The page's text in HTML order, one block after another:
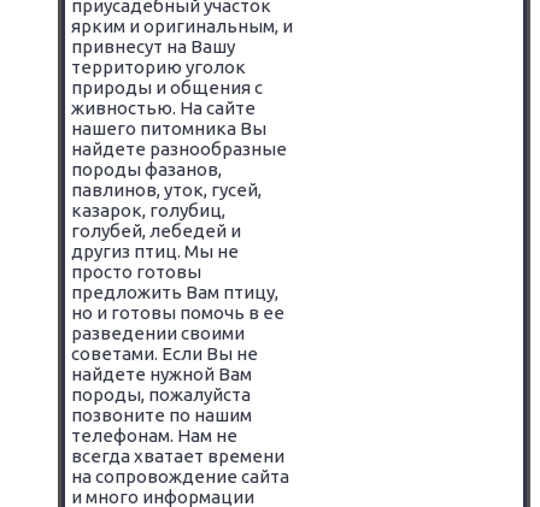
приусадебный участок
ярким и оригинальным, и
привнесут на Вашу
территорию уголок
природы и общения с
живностью. На сайте
нашего питомника Вы
найдете разнообразные
породы фазанов,
павлинов, уток, гусей,
казарок, голубиц,
голубей, лебедей и
другиз птиц. Мы не
просто готовы
предложить Вам птицу,
но и готовы помочь в ее
разведении своими
советами. Если Вы не
найдете нужной Вам
породы, пожалуйста
позвоните по нашим
телефонам. Нам не
всегда хватает времени
на сопровождение сайта
и много информации